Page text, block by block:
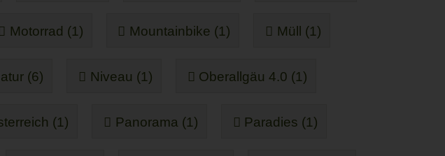
Motorrad (1) Mountainbike (1) Müll (1)
(6) Niveau (1) Oberallgäu 4.0 (1)
(1) Panorama (1) Paradies (1)